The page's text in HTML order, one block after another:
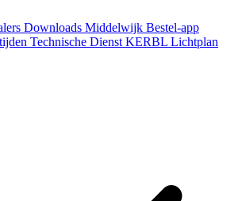
Downloads Middelwijk Bestel-app
Technische Dienst KERBL Lichtplan